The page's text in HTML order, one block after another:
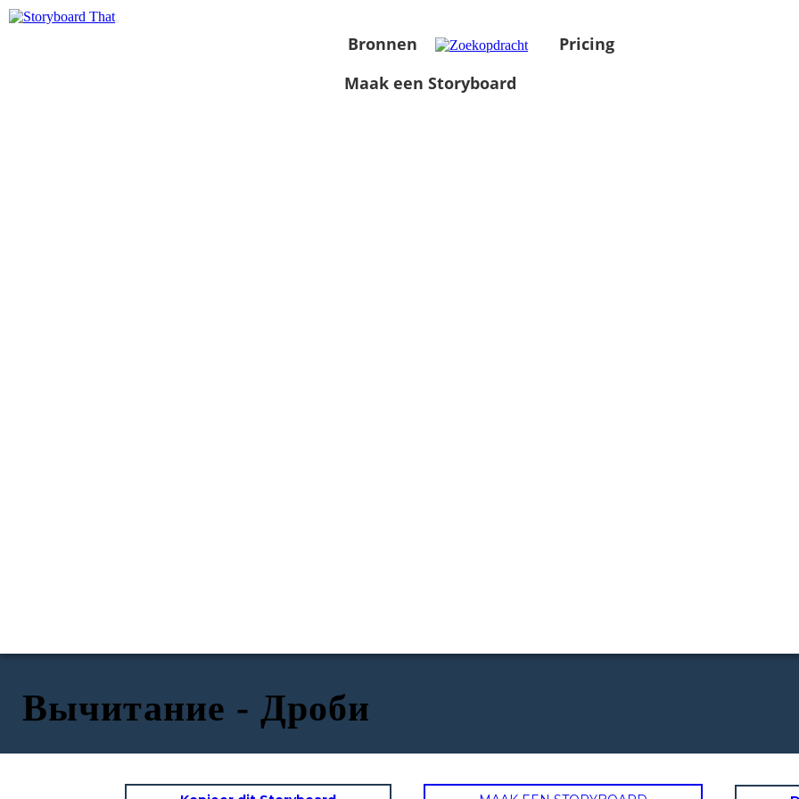
Bronnen
Pricing
Maak een Storyboard
Вычитание - Дроби